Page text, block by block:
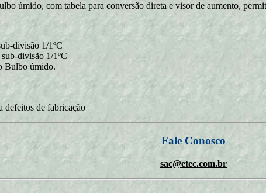
úmido, com tabela para conversão direta e visor de aumento,
divisão 1/1ºC
divisão 1/1ºC
Bulbo úmido.
defeitos de fabricação
Fale Conosco
sac@etec.com.br